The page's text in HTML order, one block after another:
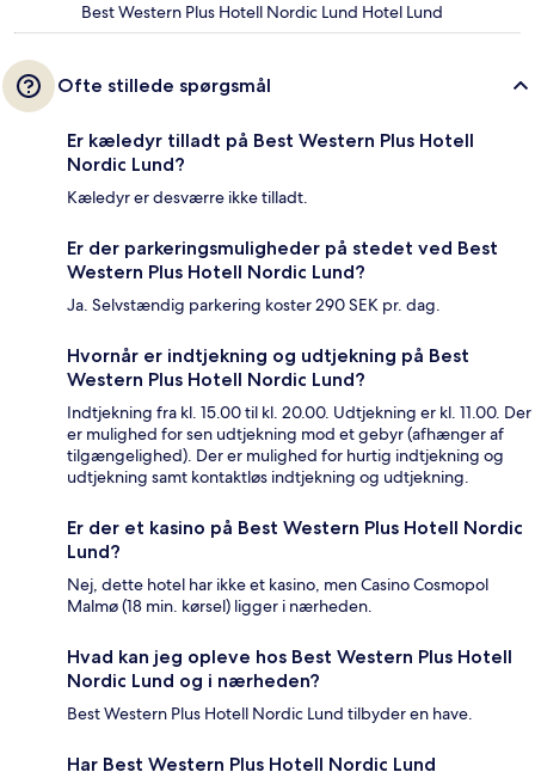
Best Western Plus Hotell Nordic Lund Hotel Lund
Ofte stillede spørgsmål
Er kæledyr tilladt på Best Western Plus Hotell
Nordic Lund?
Kæledyr er desværre ikke tilladt.
Er der parkeringsmuligheder på stedet ved Best
Western Plus Hotell Nordic Lund?
Ja. Selvstændig parkering koster 290 SEK pr. dag.
Hvornår er indtjekning og udtjekning på Best
Western Plus Hotell Nordic Lund?
Indtjekning fra kl. 15.00 til kl. 20.00. Udtjekning er kl. 11.00. Der
er mulighed for sen udtjekning mod et gebyr (afhænger af
tilgængelighed). Der er mulighed for hurtig indtjekning og
udtjekning samt kontaktløs indtjekning og udtjekning.
Er der et kasino på Best Western Plus Hotell Nordic
Lund?
Nej, dette hotel har ikke et kasino, men Casino Cosmopol
Malmø (18 min. kørsel) ligger i nærheden.
Hvad kan jeg opleve hos Best Western Plus Hotell
Nordic Lund og i nærheden?
Best Western Plus Hotell Nordic Lund tilbyder en have.
Har Best Western Plus Hotell Nordic Lund